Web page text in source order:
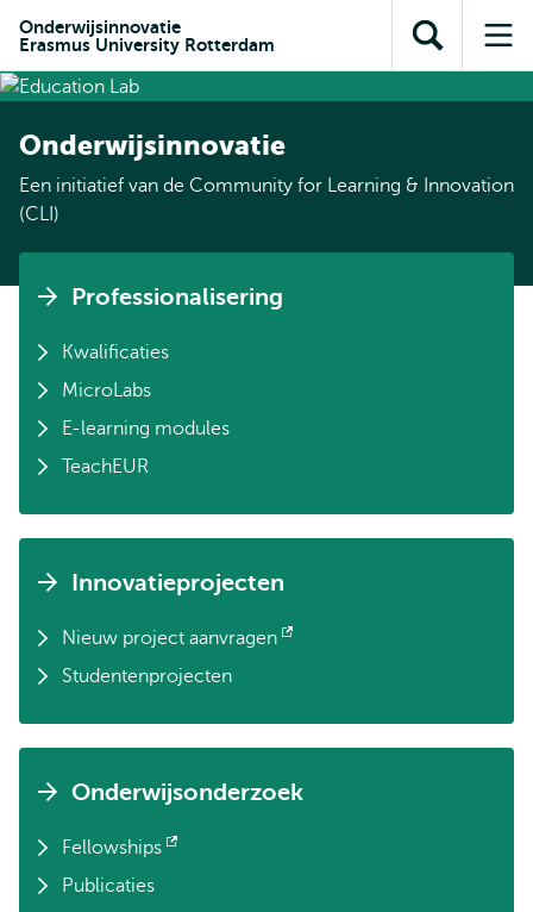
inhoud
Direct naar
subnavigatie
Onderwijsinnovatie
Erasmus University Rotterdam
Toon
zoekveld
Onderwijsinnovatie
Een initiatief van de Community for Learning & Innovation
(CLI)
Professionalisering
Kwalificaties
MicroLabs
E-learning modules
TeachEUR
Innovatieprojecten
Nieuw project aanvragen
Opent
externStudentenprojecten
Onderwijsonderzoek
Fellowships
Opent
externPublicaties